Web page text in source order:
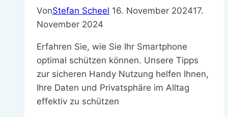
VonStefan Scheel 16. November 202417.
November 2024
Erfahren Sie, wie Sie Ihr Smartphone
optimal schützen können. Unsere Tipps
zur sicheren Handy Nutzung helfen Ihnen,
Ihre Daten und Privatsphäre im Alltag
effektiv zu schützen